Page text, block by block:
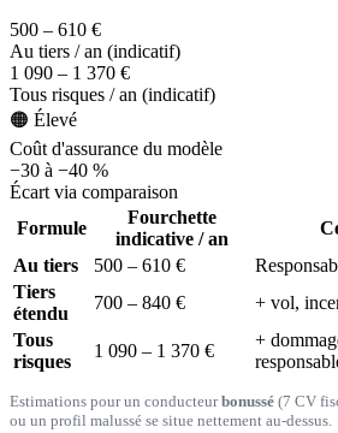
500 – 610 €
Au tiers / an (indicatif)
1 090 – 1 370 €
Tous risques / an (indicatif)
🟠 Élevé
Coût d'assurance du modèle
−30 à −40 %
Écart via comparaison
Formule
Fourchette
indicative / an
Au tiers
500 – 610 €
Tiers
étendu
700 – 840 €
+ vol,
Tous
risques
1 090 – 1 370 €
+
Estimations pour un conducteurbonussé (7 CV
ou un profil malussé se situe nettement au-dessus.